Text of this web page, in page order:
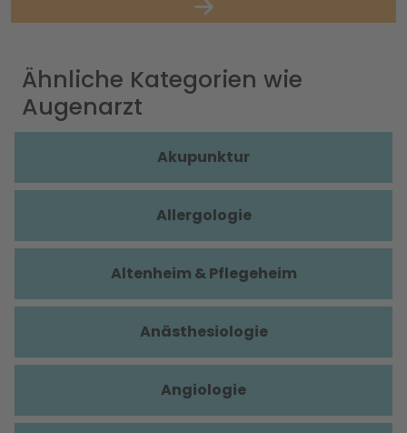
Ähnliche Kategorien wie
Augenarzt
Akupunktur
Allergologie
Altenheim & Pflegeheim
Anästhesiologie
Angiologie